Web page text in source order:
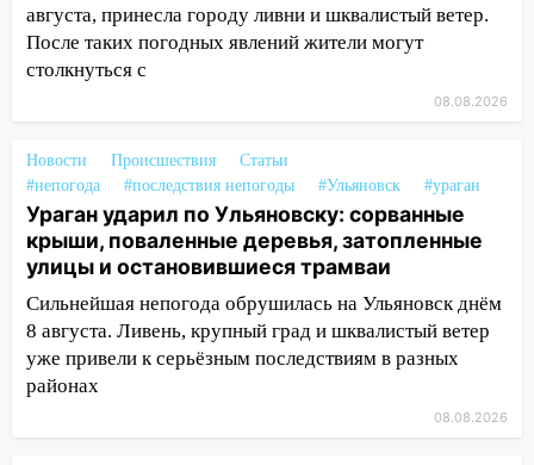
13:47 На Нижней Террасе мощным
ветром вырвало дерево с корнем
Сильный ветер сорвал крышу с
13:35
Непогода продолжает бить по
транспорту: в Ульяновске трамвай
сошёл с рельсов
13:22 Упавшие деревья перекрыли
дороги в Ульяновске: фото
13:17 Непогода в Ульяновске не
закончится сегодня: сильные ливни
сохранятся 9 августа
Трижды «брал в долг» без спроса:
августа, принесла городу ливни и шквалистый ветер.
После таких погодных явлений жители могут
столкнуться с
08.08.2026
Новости Происшествия
Статьи
#непогода
#последствия непогоды #Ульяновск #ураган
Ураган ударил по Ульяновску: сорванные
крыши, поваленные деревья, затопленные
улицы и остановившиеся трамваи
Сильнейшая непогода обрушилась на Ульяновск днём
8 августа. Ливень, крупный град и шквалистый ветер
уже привели к серьёзным последствиям в разных
районах
08.08.2026